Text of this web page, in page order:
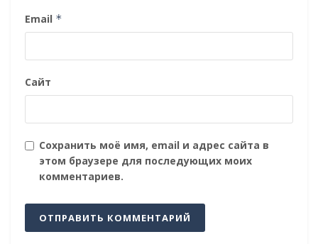
Email *
Сайт
Сохранить моё имя, email и адрес сайта в
этом браузере для последующих моих
комментариев.